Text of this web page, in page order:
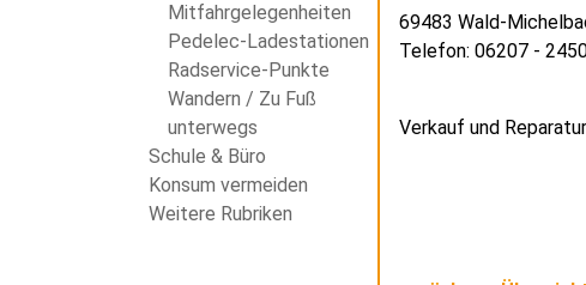
Mitfahrgelegenheiten
Pedelec-Ladestationen
Radservice-Punkte
Wandern / Zu Fuß
unterwegs
Schule & Büro
Konsum vermeiden
Weitere Rubriken
69483 Wald-
Telefon: 06207 -
Verkauf und Reparatur